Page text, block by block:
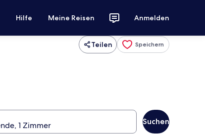
Hilfe Meine Reisen Anmelden
Teilen Speichern
Suchen